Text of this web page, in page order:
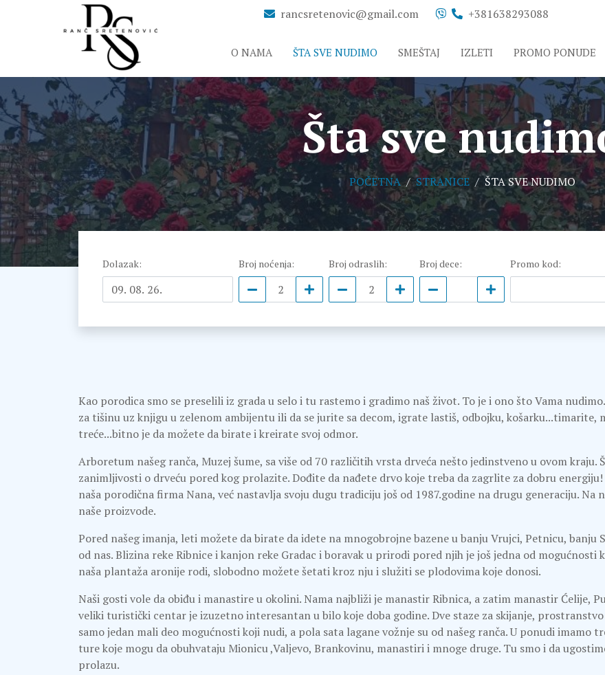
rancsretenovic@gmail.com +381638293088
O NAMA ŠTA SVE NUDIMO SMEŠTAJ IZLETI PROMO PONUDE
Šta sve
POČETNA STRANICE ŠTA SVE NUDIMO
Dolazak: Broj noćenja: Broj odraslih: Broj dece: Promo kod:
Kao porodica smo se preselili iz grada u selo i tu rastemo i gradimo naš život. To je i ono što Vama
za tišinu uz knjigu u zelenom ambijentu ili da se jurite sa decom, igrate lastiš, odbojku,
treće...bitno je da možete da birate i kreirate svoj odmor.
Arboretum našeg ranča, Muzej šume, sa više od 70 različitih vrsta drveća nešto jedinstveno u ovom
zanimljivosti o drveću pored kog prolazite. Dođite da nađete drvo koje treba da zagrlite za dobru
naša porodična firma Nana, već nastavlja svoju dugu tradiciju još od 1987.godine na drugu generaciju. Na
naše proizvode.
Pored našeg imanja, leti možete da birate da idete na mnogobrojne bazene u banju Vrujci, Petnicu, banju
od nas. Blizina reke Ribnice i kanjon reke Gradac i boravak u prirodi pored njih je još jedna od
naša plantaža aronije rodi, slobodno možete šetati kroz nju i služiti se plodovima koje donosi.
Naši gosti vole da obiđu i manastire u okolini. Nama najbliži je manastir Ribnica, a zatim manastir Ćelije,
veliki turistički centar je izuzetno interesantan u bilo koje doba godine. Dve staze za skijanje,
samo jedan mali deo mogućnosti koji nudi, a pola sata lagane vožnje su od našeg ranča. U ponudi
ture koje mogu da obuhvataju Mionicu ,Valjevo, Brankovinu, manastiri i mnoge druge. Tu smo i da
prolazu.